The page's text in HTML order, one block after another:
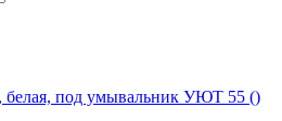
под умывальник УЮТ 55 ()